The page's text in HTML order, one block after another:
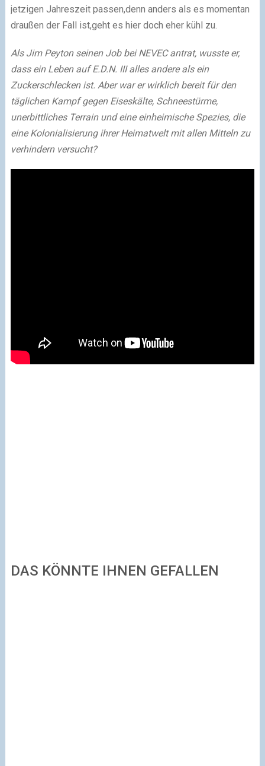
jetzigen Jahreszeit passen,denn anders als es momentan
draußen der Fall ist,geht es hier doch eher kühl zu.
Als Jim Peyton seinen Job bei NEVEC antrat, wusste er,
dass ein Leben auf E.D.N. III alles andere als ein
Zuckerschlecken ist. Aber war er wirklich bereit für den
täglichen Kampf gegen Eiseskälte, Schneestürme,
unerbittliches Terrain und eine einheimische Spezies, die
eine Kolonialisierung ihrer Heimatwelt mit allen Mitteln zu
verhindern versucht?
DAS KÖNNTE IHNEN GEFALLEN